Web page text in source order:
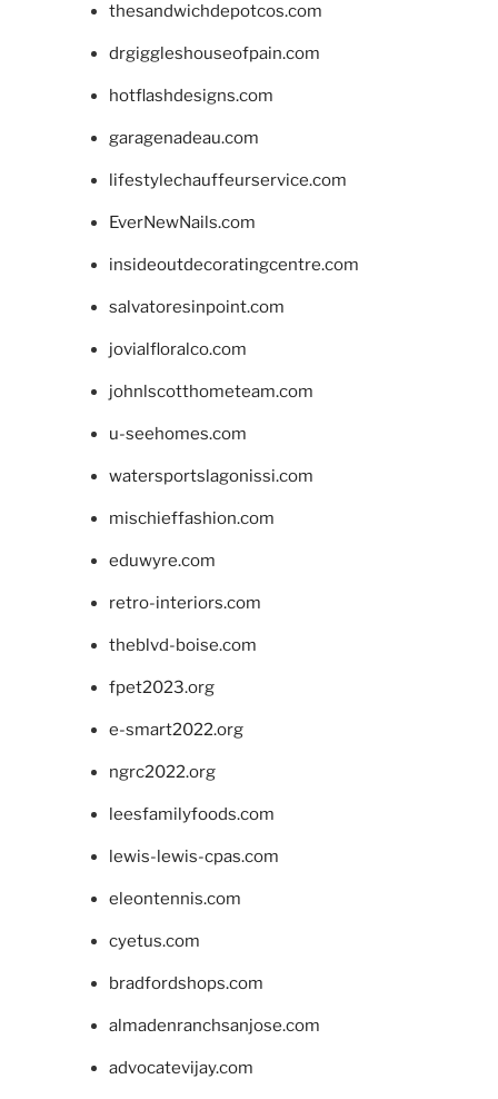
thesandwichdepotcos.com
drgiggleshouseofpain.com
hotflashdesigns.com
garagenadeau.com
lifestylechauffeurservice.com
EverNewNails.com
insideoutdecoratingcentre.com
salvatoresinpoint.com
jovialfloralco.com
johnlscotthometeam.com
u-seehomes.com
watersportslagonissi.com
mischieffashion.com
eduwyre.com
retro-interiors.com
theblvd-boise.com
fpet2023.org
e-smart2022.org
ngrc2022.org
leesfamilyfoods.com
lewis-lewis-cpas.com
eleontennis.com
cyetus.com
bradfordshops.com
almadenranchsanjose.com
advocatevijay.com